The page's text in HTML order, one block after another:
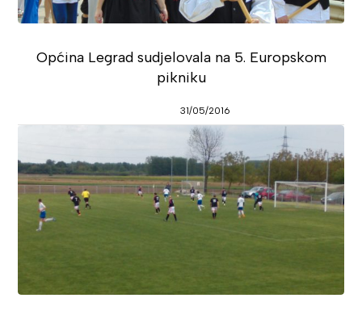
Općina Legrad sudjelovala na 5. Europskom
pikniku
31/05/2016